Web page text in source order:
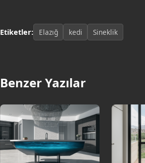
Etiketler: Elazığ kedi Sineklik
Benzer Yazılar